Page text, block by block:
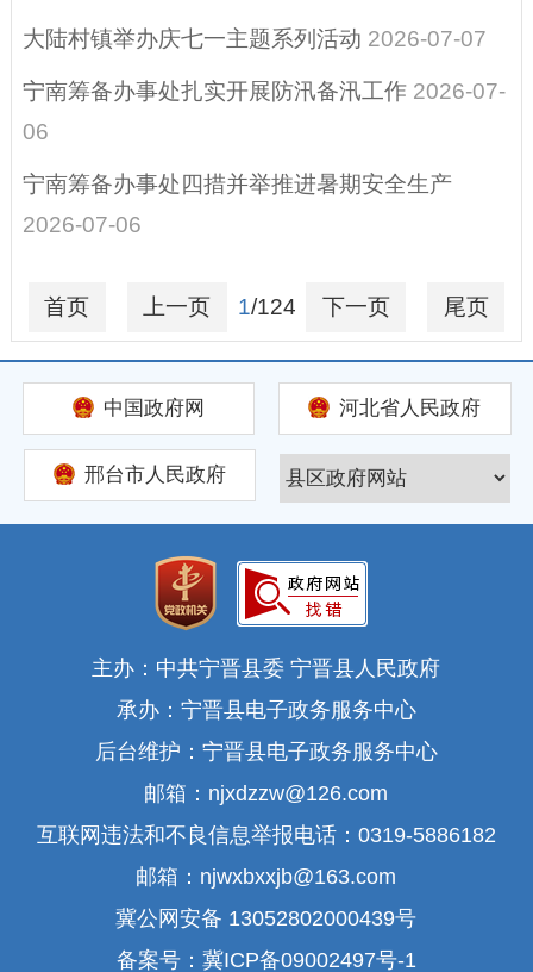
重大决策
大陆村镇举办庆七一主题系列活动 2026-07-07
宁南筹备办事处扎实开展防汛备汛工作 2026-07-
06
宁南筹备办事处四措并举推进暑期安全生产
2026-07-06
首页 上一页 1/124 下一页 尾页
中国政府网 河北省人民政府
邢台市人民政府
主办：中共宁晋县委 宁晋县人民政府
承办：宁晋县电子政务服务中心
后台维护：宁晋县电子政务服务中心
邮箱：njxdzzw@126.com
互联网违法和不良信息举报电话：0319-5886182
邮箱：njwxbxxjb@163.com
冀公网安备 13052802000439号
备案号：冀ICP备09002497号-1